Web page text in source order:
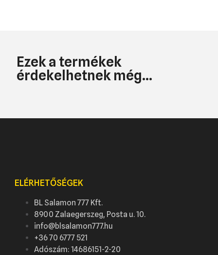
Ezek a termékek
érdekelhetnek még...
ELÉRHETŐSÉGEK
BL Salamon 777 Kft.
8900 Zalaegerszeg, Posta u. 10.
info@blsalamon777.hu
+36 70 6777 521
Adószám: 14686151-2-20